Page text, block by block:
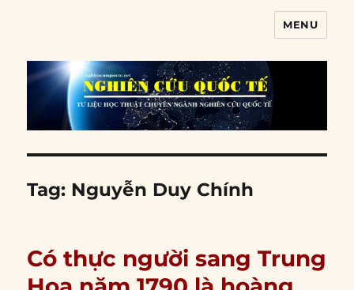
MENU
Tag: Nguyễn Duy Chính
Có thực người sang Trung